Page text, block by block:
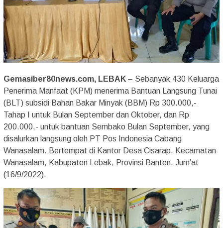
Gemasiber80news.com, LEBAK – Sebanyak 430 Keluarga
Penerima Manfaat (KPM) menerima Bantuan Langsung Tunai
(BLT) subsidi Bahan Bakar Minyak (BBM) Rp 300.000,-
Tahap I untuk Bulan September dan Oktober, dan Rp
200.000,- untuk bantuan Sembako Bulan September, yang
disalurkan langsung oleh PT Pos Indonesia Cabang
Wanasalam. Bertempat di Kantor Desa Cisarap, Kecamatan
Wanasalam, Kabupaten Lebak, Provinsi Banten, Jum’at
(16/9/2022).